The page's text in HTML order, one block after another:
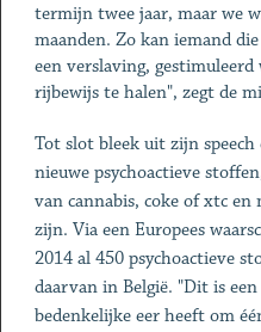
termijn twee jaar, maar we
maanden. Zo kan iemand
een verslaving,
rijbewijs te halen", zegt de
Tot slot bleek uit zijn
nieuwe psychoactieve
van cannabis, coke of xtc
zijn. Via een Europees
2014 al 450 psychoactieve
daarvan in België. "Dit is
bedenkelijke eer heeft om